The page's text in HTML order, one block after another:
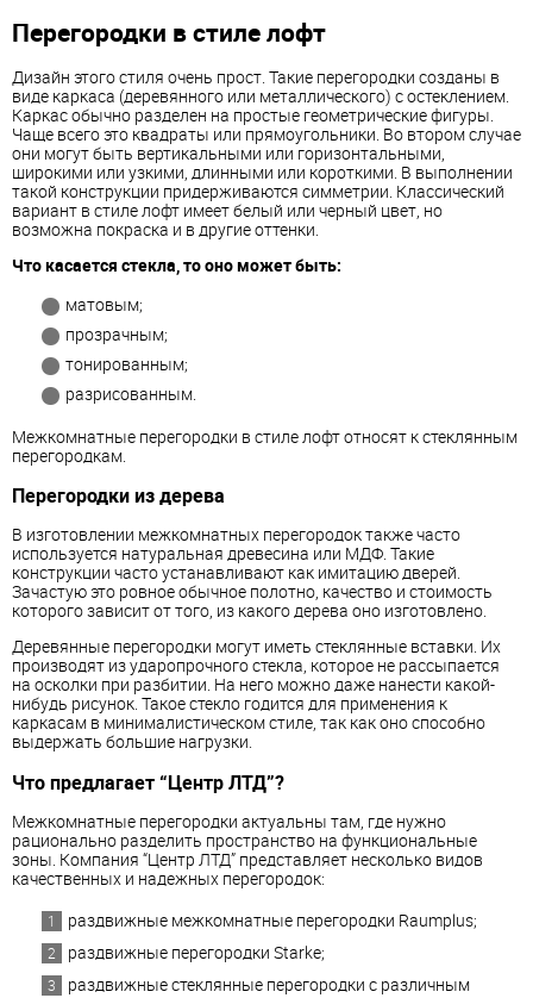
Перегородки в стиле лофт
Дизайн этого стиля очень прост. Такие перегородки созданы в
виде каркаса (деревянного или металлического) с остеклением.
Каркас обычно разделен на простые геометрические фигуры.
Чаще всего это квадраты или прямоугольники. Во втором случае
они могут быть вертикальными или горизонтальными,
широкими или узкими, длинными или короткими. В выполнении
такой конструкции придерживаются симметрии. Классический
вариант в стиле лофт имеет белый или черный цвет, но
возможна покраска и в другие оттенки.
Что касается стекла, то оно может быть:
матовым;
прозрачным;
тонированным;
разрисованным.
Межкомнатные перегородки в стиле лофт относят к стеклянным
перегородкам.
Перегородки из дерева
В изготовлении межкомнатных перегородок также часто
используется натуральная древесина или МДФ. Такие
конструкции часто устанавливают как имитацию дверей.
Зачастую это ровное обычное полотно, качество и стоимость
которого зависит от того, из какого дерева оно изготовлено.
Деревянные перегородки могут иметь стеклянные вставки. Их
производят из ударопрочного стекла, которое не рассыпается
на осколки при разбитии. На него можно даже нанести какой-
нибудь рисунок. Такое стекло годится для применения к
каркасам в минималистическом стиле, так как оно способно
выдержать большие нагрузки.
Что предлагает “Центр ЛТД”?
Межкомнатные перегородки актуальны там, где нужно
рационально разделить пространство на функциональные
зоны. Компания “Центр ЛТД” представляет несколько видов
качественных и надежных перегородок:
раздвижные межкомнатные перегородки Raumplus;
раздвижные перегородки Starke;
раздвижные стеклянные перегородки с различным